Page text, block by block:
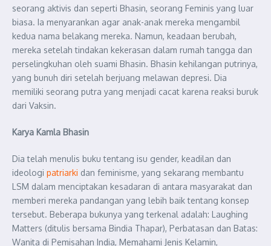
seorang aktivis dan seperti Bhasin, seorang Feminis yang luar
biasa. Ia menyarankan agar anak-anak mereka mengambil
kedua nama belakang mereka. Namun, keadaan berubah,
mereka setelah tindakan kekerasan dalam rumah tangga dan
perselingkuhan oleh suami Bhasin. Bhasin kehilangan putrinya,
yang bunuh diri setelah berjuang melawan depresi. Dia
memiliki seorang putra yang menjadi cacat karena reaksi buruk
dari Vaksin.
Karya Kamla Bhasin
Dia telah menulis buku tentang isu gender, keadilan dan
ideologi patriarki dan feminisme, yang sekarang membantu
LSM dalam menciptakan kesadaran di antara masyarakat dan
memberi mereka pandangan yang lebih baik tentang konsep
tersebut. Beberapa bukunya yang terkenal adalah: Laughing
Matters (ditulis bersama Bindia Thapar), Perbatasan dan Batas:
Wanita di Pemisahan India, Memahami Jenis Kelamin,